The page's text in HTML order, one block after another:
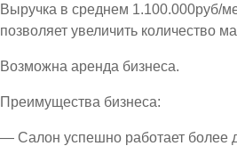
Выручка в среднем 1.100.000руб/
позволяет увеличить количество
Возможна аренда бизнеса.
Преимущества бизнеса:
— Салон успешно работает более